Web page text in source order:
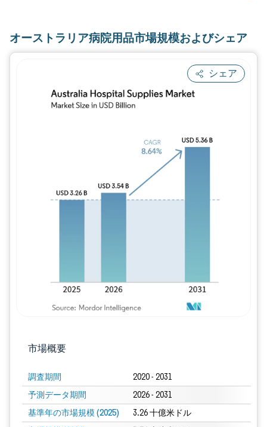
オーストラリア病院用品市場規模およびシェア
シェア
市場概要
調査期間 2020 - 2031
予測データ期間 2026 - 2031
基準年の市場規模 (2025) 3.26 十億米ドル